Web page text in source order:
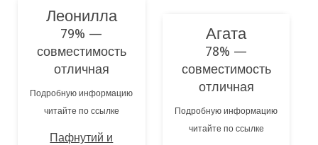
Леонилла
79% —
совместимость
отличная
Подробную информацию
читайте по ссылке
Пафнутий и
Агата
78% —
совместимость
отличная
Подробную информацию
читайте по ссылке